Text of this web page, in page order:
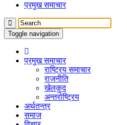
प्रमुख समाचार
Toggle navigation
प्रमुख समाचार
राष्ट्रिय समाचार
राजनीति
खेलकुद
अन्तर्राष्ट्रिय
अर्थतन्त्र
समाज